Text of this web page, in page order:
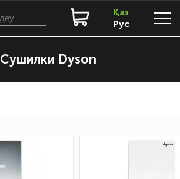
Қаз
Рус
Сушилки Dyson